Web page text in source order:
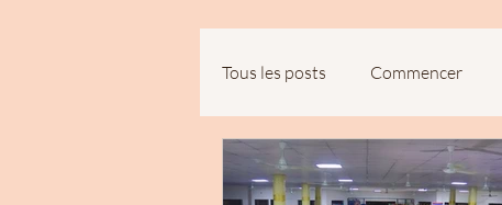
Tous les posts Commencer